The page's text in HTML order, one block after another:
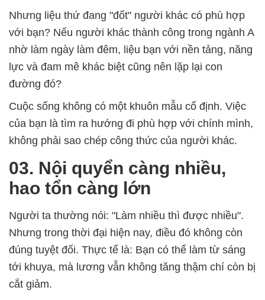
Nhưng liệu thứ đang "đốt" người khác có phù hợp
với bạn? Nếu người khác thành công trong ngành A
nhờ làm ngày làm đêm, liệu bạn với nền tảng, năng
lực và đam mê khác biệt cũng nên lặp lại con
đường đó?
Cuộc sống không có một khuôn mẫu cố định. Việc
của bạn là tìm ra hướng đi phù hợp với chính mình,
không phải sao chép công thức của người khác.
03. Nội quyển càng nhiều,
hao tổn càng lớn
Người ta thường nói: "Làm nhiều thì được nhiều".
Nhưng trong thời đại hiện nay, điều đó không còn
đúng tuyệt đối. Thực tế là: Bạn có thể làm từ sáng
tới khuya, mà lương vẫn không tăng thậm chí còn bị
cắt giảm.